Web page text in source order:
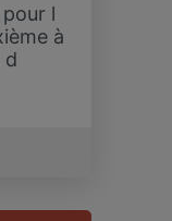
l
à
d